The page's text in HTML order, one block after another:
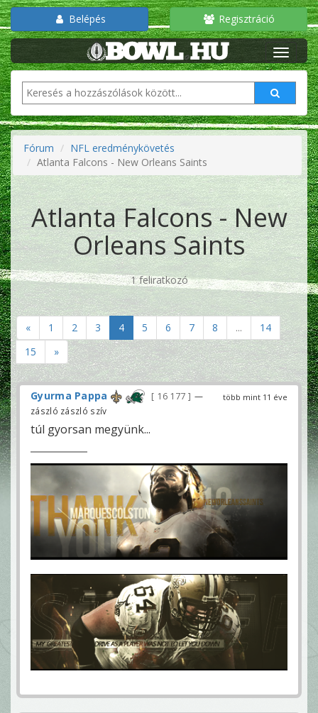
Belépés Regisztráció
Fórum
NFL eredménykövetés
Atlanta Falcons - New Orleans Saints
Atlanta Falcons - New
Orleans Saints
1 feliratkozó
« 1 2 3 4 5 6 7 8 ...
14
15
»
több mint 11 éve
Gyurma Pappa 16 177
—
zászló zászló szív
túl gyorsan megyünk...